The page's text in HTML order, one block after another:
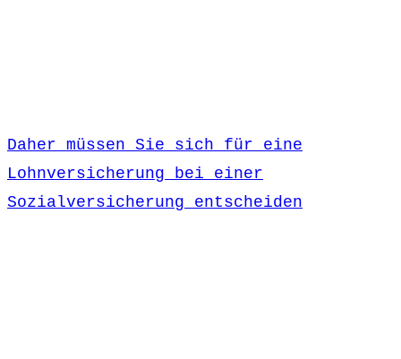
Daher müssen Sie sich für eine
Lohnversicherung bei einer
Sozialversicherung entscheiden